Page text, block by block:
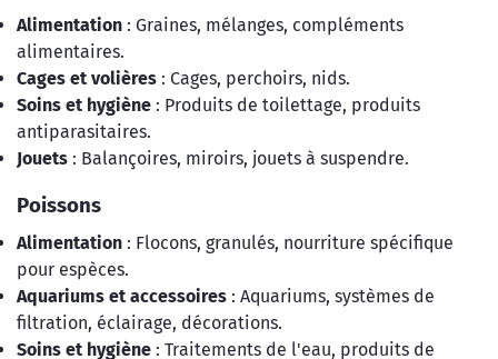
Alimentation : Graines, mélanges, compléments
alimentaires.
Cages et volières : Cages, perchoirs, nids.
Soins et hygiène : Produits de toilettage, produits
antiparasitaires.
Jouets : Balançoires, miroirs, jouets à suspendre.
Poissons
Alimentation : Flocons, granulés, nourriture spécifique
pour espèces.
Aquariums et accessoires : Aquariums, systèmes de
filtration, éclairage, décorations.
Soins et hygiène : Traitements de l'eau, produits de